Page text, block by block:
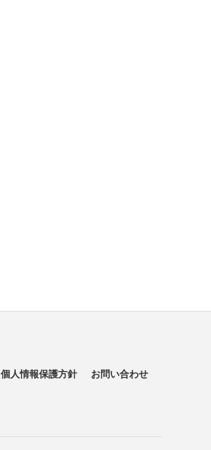
個人情報保護方針 お問い合わせ